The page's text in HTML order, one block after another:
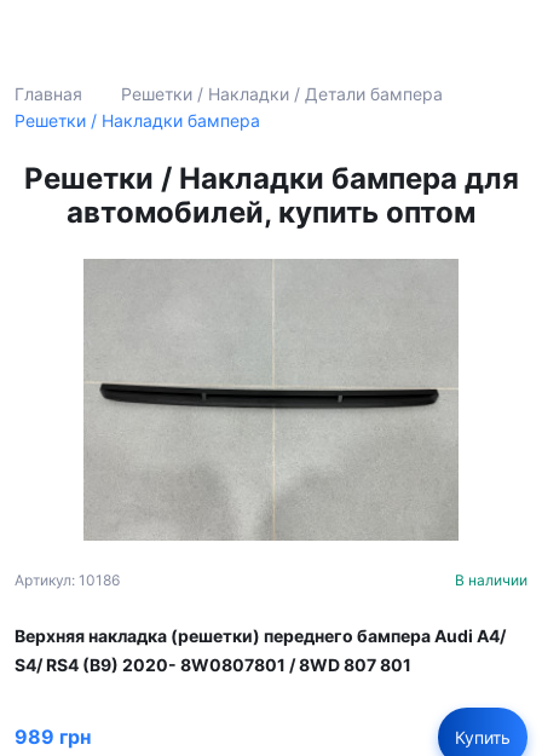
Главная
Решетки / Накладки / Детали бампера
Решетки / Накладки бампера
Решетки / Накладки бампера для
автомобилей, купить оптом
Артикул: 10186 В наличии
Верхняя накладка (решетки) переднего бампера Audi A4/
S4/ RS4 (B9) 2020- 8W0807801 / 8WD 807 801
989 грн Купить